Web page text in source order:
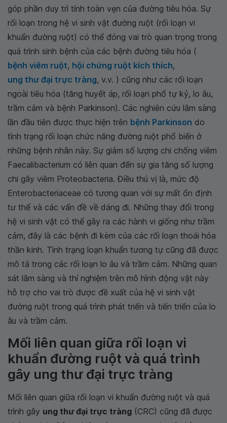
góp phần duy trì tính toàn vẹn của đường tiêu hóa. Sự
rối loạn trong hệ vi sinh vật đường ruột (rối loạn vi
khuẩn đường ruột) có thể đóng vai trò quan trọng trong
quá trình sinh bệnh của các bệnh đường tiêu hóa (
bệnh viêm ruột, hội chứng ruột kích thích,
ung thư đại trực tràng, v.v. ) cũng như các rối loạn
ngoài tiêu hóa (tăng huyết áp, rối loạn phổ tự kỷ, lo âu,
trầm cảm và bệnh Parkinson). Các nghiên cứu lâm sàng
lần đầu tiên được thực hiện trên bệnh Parkinson do
tình trạng rối loạn chức năng đường ruột phổ biến ở
những bệnh nhân này. Sự giảm số lượng chi chống viêm
Faecalibacterium có liên quan đến sự gia tăng số lượng
chi gây viêm Proteobacteria. Điều thú vị là, mức độ
Enterobacteriaceae có tương quan với sự mất ổn định
tư thế và các vấn đề về dáng đi. Những thay đổi trong
hệ vi sinh vật có thể gây ra các hành vi giống như trầm
cảm, đây là các bệnh đi kèm của các rối loạn thoái hóa
thần kinh. Tình trạng loạn khuẩn tương tự cũng đã được
mô tả trong các rối loạn lo âu và trầm cảm. Những quan
sát lâm sàng và thí nghiệm trên mô hình động vật này
hỗ trợ cho vai trò được đề xuất của hệ vi sinh vật
đường ruột trong quá trình phát triển và tiến triển của lo
âu và trầm cảm.
Mối liên quan giữa rối loạn vi
khuẩn đường ruột và quá trình
gây ung thư đại trực tràng
Mối liên quan giữa rối loạn vi khuẩn đường ruột và quá
trình gây ung thư đại trực tràng (CRC) cũng đã được